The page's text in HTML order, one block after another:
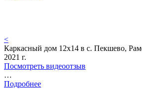
<
Каркасный дом 12х14 в с. Пекшево,
2021 г.
Посмотреть видеоотзыв
…
Подробнее